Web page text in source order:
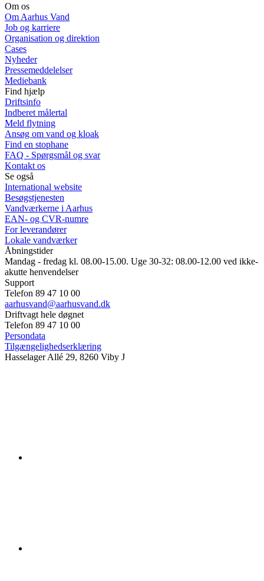
Om os
Om Aarhus Vand
Job og karriere
Organisation og direktion
Cases
Nyheder
Pressemeddelelser
Mediebank
Find hjælp
Driftsinfo
Indberet målertal
Meld flytning
Ansøg om vand og kloak
Find en stophane
FAQ - Spørgsmål og svar
Kontakt os
Se også
International website
Besøgstjenesten
Vandværkerne i Aarhus
EAN- og CVR-numre
For leverandører
Lokale vandværker
Åbningstider
Mandag - fredag kl. 08.00-15.00. Uge 30-32: 08.00-12.00 ved ikke-
akutte henvendelser
Support
Telefon 89 47 10 00
aarhusvand@aarhusvand.dk
Driftvagt hele døgnet
Telefon 89 47 10 00
Persondata
Tilgængelighedserklæring
Hasselager Allé 29, 8260 Viby J